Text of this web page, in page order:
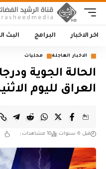
اخر الاخبار البرامج البث
الاخبار العاجلة محليات
الحالة الجوية
العراق لليوم
قبل 6 سنوات 10 مشاهدات